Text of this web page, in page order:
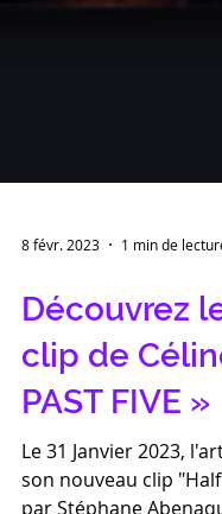
8 févr. 2023 1 min de
Découvrez
PAST FIVE »